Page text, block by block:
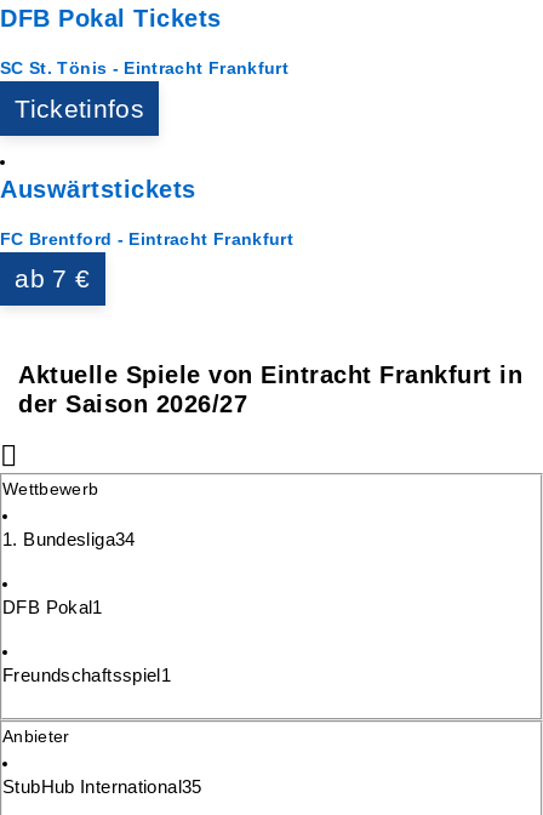
DFB Pokal Tickets
SC St. Tönis - Eintracht Frankfurt
Ticketinfos
Auswärtstickets
FC Brentford - Eintracht Frankfurt
ab 7 €
Aktuelle Spiele von Eintracht Frankfurt in
der Saison 2026/27
Wettbewerb
1. Bundesliga34
DFB Pokal1
Freundschaftsspiel1
Anbieter
StubHub International35